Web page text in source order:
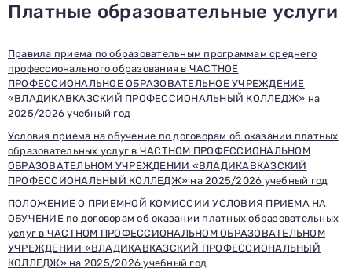
Платные образовательные услуги
Правила приема по образовательным программам среднего
профессионального образования в ЧАСТНОЕ
ПРОФЕССИОНАЛЬНОЕ ОБРАЗОВАТЕЛЬНОЕ УЧРЕЖДЕНИЕ
«ВЛАДИКАВКАЗСКИЙ ПРОФЕССИОНАЛЬНЫЙ КОЛЛЕДЖ» на
2025/2026 учебный год
Условия приема на обучение по договорам об оказании платных
образовательных услуг в ЧАСТНОМ ПРОФЕССИОНАЛЬНОМ
ОБРАЗОВАТЕЛЬНОМ УЧРЕЖДЕНИИ «ВЛАДИКАВКАЗСКИЙ
ПРОФЕССИОНАЛЬНЫЙ КОЛЛЕДЖ» на 2025/2026 учебный год
ПОЛОЖЕНИЕ О ПРИЕМНОЙ КОМИССИИ УСЛОВИЯ ПРИЕМА НА
ОБУЧЕНИЕ по договорам об оказании платных образовательных
услуг в ЧАСТНОМ ПРОФЕССИОНАЛЬНОМ ОБРАЗОВАТЕЛЬНОМ
УЧРЕЖДЕНИИ «ВЛАДИКАВКАЗСКИЙ ПРОФЕССИОНАЛЬНЫЙ
КОЛЛЕДЖ» на 2025/2026 учебный год